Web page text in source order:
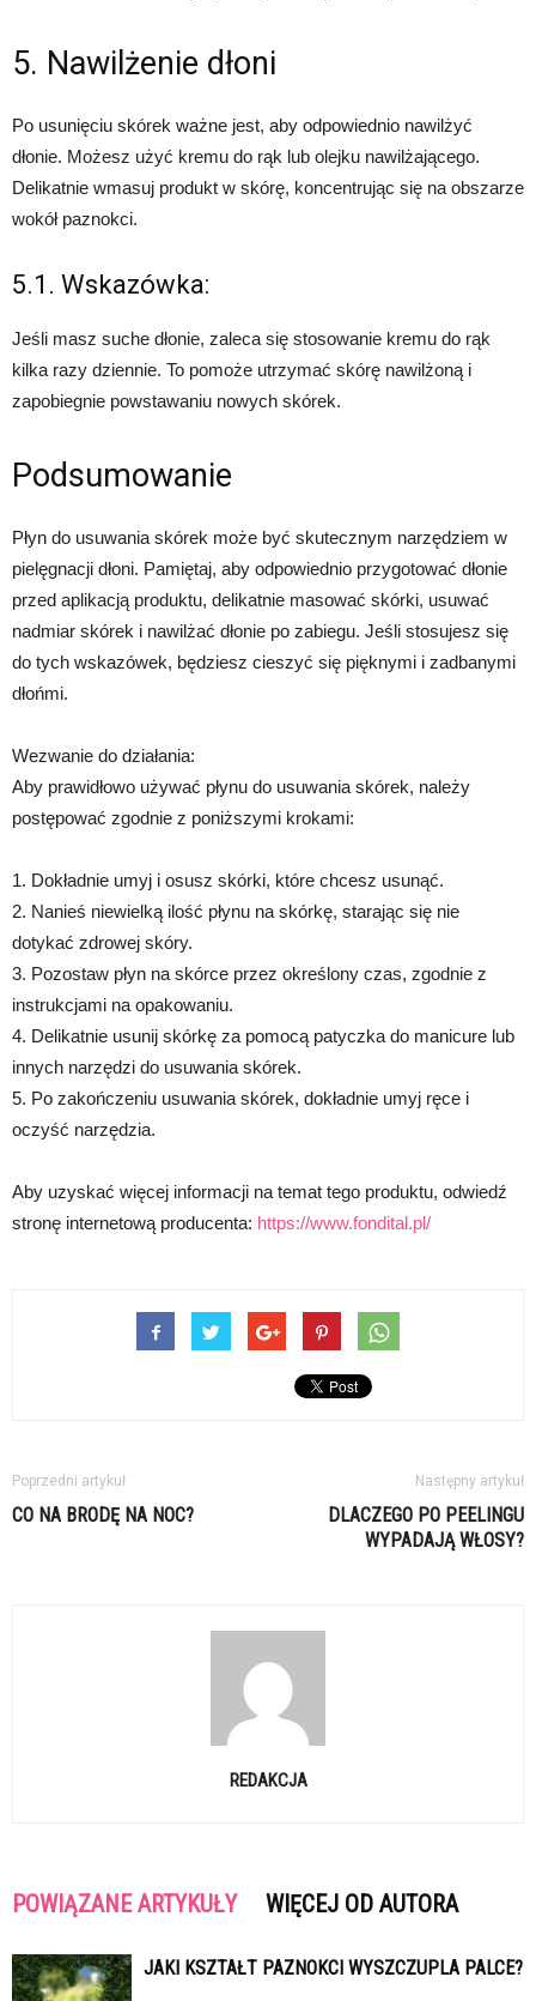
5. Nawilżenie dłoni
Po usunięciu skórek ważne jest, aby odpowiednio nawilżyć
dłonie. Możesz użyć kremu do rąk lub olejku nawilżającego.
Delikatnie wmasuj produkt w skórę, koncentrując się na obszarze
wokół paznokci.
5.1. Wskazówka:
Jeśli masz suche dłonie, zaleca się stosowanie kremu do rąk
kilka razy dziennie. To pomoże utrzymać skórę nawilżoną i
zapobiegnie powstawaniu nowych skórek.
Podsumowanie
Płyn do usuwania skórek może być skutecznym narzędziem w
pielęgnacji dłoni. Pamiętaj, aby odpowiednio przygotować dłonie
przed aplikacją produktu, delikatnie masować skórki, usuwać
nadmiar skórek i nawilżać dłonie po zabiegu. Jeśli stosujesz się
do tych wskazówek, będziesz cieszyć się pięknymi i zadbanymi
dłońmi.
Wezwanie do działania:
Aby prawidłowo używać płynu do usuwania skórek, należy
postępować zgodnie z poniższymi krokami:
1. Dokładnie umyj i osusz skórki, które chcesz usunąć.
2. Nanieś niewielką ilość płynu na skórkę, starając się nie
dotykać zdrowej skóry.
3. Pozostaw płyn na skórce przez określony czas, zgodnie z
instrukcjami na opakowaniu.
4. Delikatnie usunij skórkę za pomocą patyczka do manicure lub
innych narzędzi do usuwania skórek.
5. Po zakończeniu usuwania skórek, dokładnie umyj ręce i
oczyść narzędzia.
Aby uzyskać więcej informacji na temat tego produktu, odwiedź
stronę internetową producenta: https://www.fondital.pl/
Poprzedni artykuł
CO NA BRODĘ NA NOC?
Następny artykuł
DLACZEGO PO PEELINGU
WYPADAJĄ WŁOSY?
REDAKCJA
POWIĄZANE ARTYKUŁY WIĘCEJ OD AUTORA
JAKI KSZTAŁT PAZNOKCI WYSZCZUPLA PALCE?